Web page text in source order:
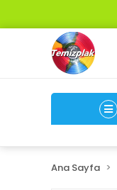
Ana Sayfa